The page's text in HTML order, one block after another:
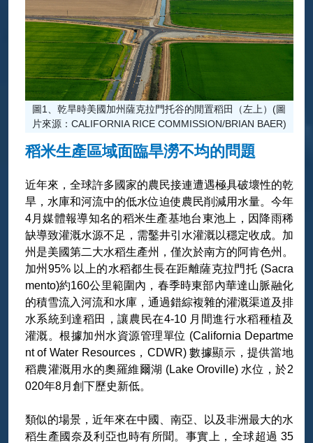
圖1、乾旱時美國加州薩克拉門托谷的閒置稻田（左上）(圖
片來源：CALIFORNIA RICE COMMISSION/BRIAN BAER)
稻米生產區域面臨旱澇不均的問題
近年來，全球許多國家的農民接連遭遇極具破壞性的乾
旱，水庫和河流中的低水位迫使農民削減用水量。今年
4月媒體報導知名的稻米生產基地台東池上，因降雨稀
缺導致灌溉水源不足，需鑿井引水灌溉以穩定收成。加
州是美國第二大水稻生產州，僅次於南方的阿肯色州。
加州95% 以上的水稻都生長在距離薩克拉門托 (Sacra
mento)約160公里範圍內，春季時東部內華達山脈融化
的積雪流入河流和水庫，通過錯綜複雜的灌溉渠道及排
水系統到達稻田，讓農民在4-10 月間進行水稻種植及
灌溉。根據加州水資源管理單位 (California Departme
nt of Water Resources，CDWR) 數據顯示，提供當地
稻農灌溉用水的奧羅維爾湖 (Lake Oroville) 水位，於2
020年8月創下歷史新低。
類似的場景，近年來在中國、南亞、以及非洲最大的水
稻生產國奈及利亞也時有所聞。事實上，全球超過 35